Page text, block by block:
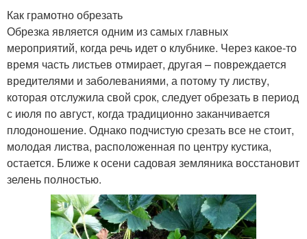
Как грамотно обрезать
Обрезка является одним из самых главных
мероприятий, когда речь идет о клубнике. Через какое-то
время часть листьев отмирает, другая – повреждается
вредителями и заболеваниями, а потому ту листву,
которая отслужила свой срок, следует обрезать в период
с июля по август, когда традиционно заканчивается
плодоношение. Однако подчистую срезать все не стоит,
молодая листва, расположенная по центру кустика,
остается. Ближе к осени садовая земляника восстановит
зелень полностью.